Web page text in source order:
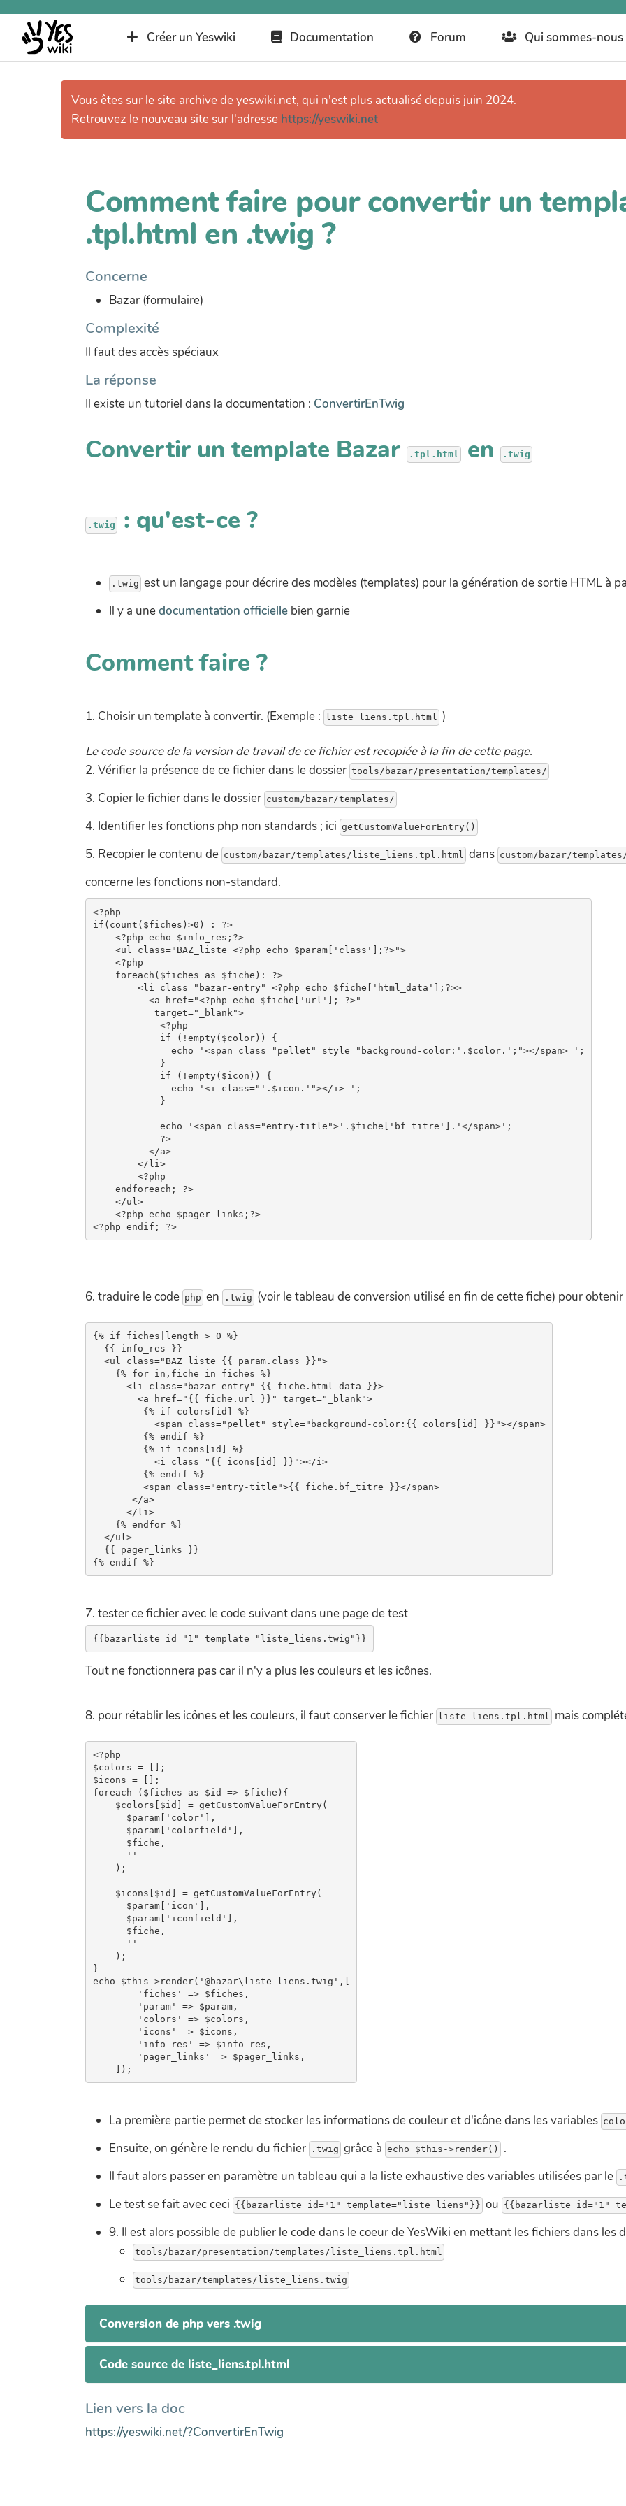
Créer un Yeswiki Documentation Forum Qui sommes-nous
Vous êtes sur le site archive de yeswiki.net, qui n'est plus actualisé depuis juin 2024.
Retrouvez le nouveau site sur l'adresse https://yeswiki.net
Comment faire pour convertir un
.tpl.html en .twig ?
Concerne
Bazar (formulaire)
Complexité
Il faut des accès spéciaux
La réponse
Il existe un tutoriel dans la documentation : ConvertirEnTwig
Convertir un template Bazar en
: qu'est-ce ?
est un langage pour décrire des modèles (templates) pour la génération de sortie HTML à
Il y a unedocumentation officielle bien garnie
Comment faire ?
1. Choisir un template à convertir. (Exemple : )
Le code source de la version de travail de ce fichier est recopiée à la fin de cette page.
2. Vérifier la présence de ce fichier dans le dossier
3. Copier le fichier dans le dossier
4. Identifier les fonctions php non standards ; ici
5. Recopier le contenu de
dans
concerne les fonctions non-standard.
<?php
if(count($fiches)>0) : ?>
    <?php echo $info_res;?>
    <ul class="BAZ_liste <?php echo $param['class'];?>">
    <?php
    foreach($fiches as $fiche): ?>
        <li class="bazar-entry" <?php echo $fiche['html_data'];?>>
          <a href="<?php echo $fiche['url']; ?>"
           target="_blank">
            <?php
            if (!empty($color)) {
              echo '<span class="pellet" style="background-color:'.$color.';"></span> ';
            }
            if (!empty($icon)) {
              echo '<i class="'.$icon.'"></i> ';
            }
            echo '<span class="entry-title">'.$fiche['bf_titre'].'</span>';
            ?>
          </a>
        </li>
        <?php
    endforeach; ?>
    </ul>
    <?php echo $pager_links;?>
<?php endif; ?>
6. traduire le code en (voir le tableau de conversion utilisé en fin de cette fiche) pour obtenir
{% if fiches|length > 0 %}
  {{ info_res }}
  <ul class="BAZ_liste {{ param.class }}">
    {% for in,fiche in fiches %}
      <li class="bazar-entry" {{ fiche.html_data }}>
        <a href="{{ fiche.url }}" target="_blank">
         {% if colors[id] %}
           <span class="pellet" style="background-color:{{ colors[id] }}"></span>
         {% endif %}
         {% if icons[id] %}
           <i class="{{ icons[id] }}"></i>
         {% endif %}
         <span class="entry-title">{{ fiche.bf_titre }}</span>
       </a>
      </li>
    {% endfor %}
  </ul>
  {{ pager_links }}
7. tester ce fichier avec le code suivant dans une page de test
Tout ne fonctionnera pas car il n'y a plus les couleurs et les icônes.
8. pour rétablir les icônes et les couleurs, il faut conserver le fichier mais
<?php
$colors = [];
$icons = [];
foreach ($fiches as $id => $fiche){
    $colors[$id] = getCustomValueForEntry(
      $param['color'],
      $param['colorfield'],
      $fiche,
      ''
    );
    $icons[$id] = getCustomValueForEntry(
      $param['icon'],
      $param['iconfield'],
      $fiche,
      ''
    );
}
echo $this->render('@bazar\liste_liens.twig',[
        'fiches' => $fiches,
        'param' => $param,
        'colors' => $colors,
        'icons' => $icons,
        'info_res' => $info_res,
        'pager_links' => $pager_links,
La première partie permet de stocker les informations de couleur et d'icône dans les variables
Ensuite, on génère le rendu du fichier
grâce à
.
Il faut alors passer en paramètre un tableau qui a la liste exhaustive des variables utilisées par le
Le test se fait avec ceci
ou
9. Il est alors possible de publier le code dans le coeur de YesWiki en mettant les fichiers dans les
Conversion de php vers .twig
Code source de liste_liens.tpl.html
Lien vers la doc
https://yeswiki.net/?ConvertirEnTwig